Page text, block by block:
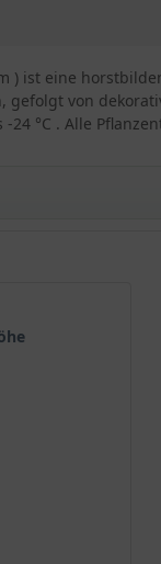
) ist eine
gefolgt von
24 °C . Alle